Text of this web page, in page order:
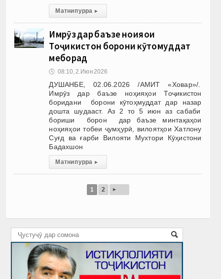
Матни пурра ▸
Имрӯз дар баъзе ноҳияҳои
Тоҷикистон борони кӯтоҳмуддат
меборад
🕔 08:10, 2.Июн 2026
ДУШАНБЕ, 02.06.2026 /АМИТ «Ховар»/.
Имрӯз дар баъзе ноҳияҳои Тоҷикистон
боридани борони кӯтоҳмуддат дар назар
дошта шудааст. Аз 2 то 5 июн аз сабаби
бориши борон дар баъзе минтақаҳои
ноҳияҳои тобеи ҷумҳурӣ, вилоятҳои Хатлону
Суғд ва ғарби Вилояти Мухтори Кӯҳистони
Бадахшон
Матни пурра ▸
1 2 ▸